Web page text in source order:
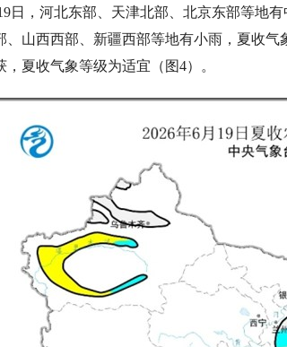
日，河北东部、天津北部、北京东部等地
、山西西部、新疆西部等地有小雨，夏收
，夏收气象等级为适宜（图4）。